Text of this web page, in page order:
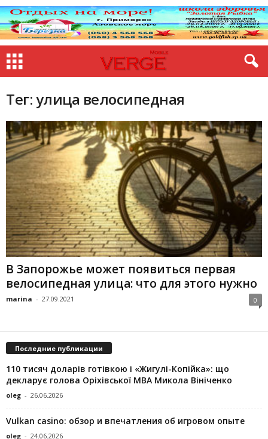
Тег: улица велосипедная
В Запорожье может появиться первая
велосипедная улица: что для этого нужно
marina - 27.09.2021 0
Последние публикации
110 тисяч доларів готівкою і «Жигулі-Копійка»: що
декларує голова Оріхівської МВА Микола Вініченко
oleg - 26.06.2026
Vulkan casino: обзор и впечатления об игровом опыте
oleg - 24.06.2026